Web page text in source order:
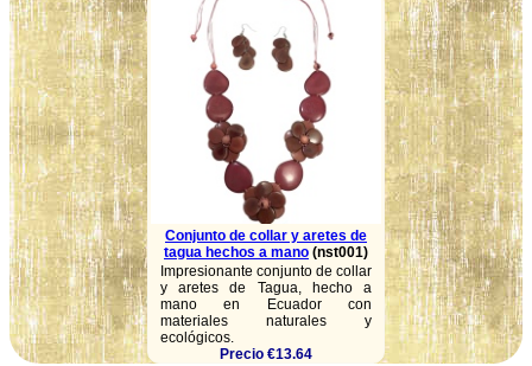
Conjunto de collar y aretes de
tagua hechos a mano (nst001)
Impresionante conjunto de collar
y aretes de Tagua, hecho a
mano en Ecuador con
materiales naturales y
ecológicos.
Precio €13.64